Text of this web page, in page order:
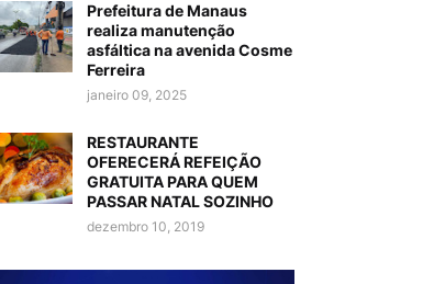
Prefeitura de Manaus
realiza manutenção
asfáltica na avenida Cosme
Ferreira
janeiro 09, 2025
RESTAURANTE
OFERECERÁ REFEIÇÃO
GRATUITA PARA QUEM
PASSAR NATAL SOZINHO
dezembro 10, 2019